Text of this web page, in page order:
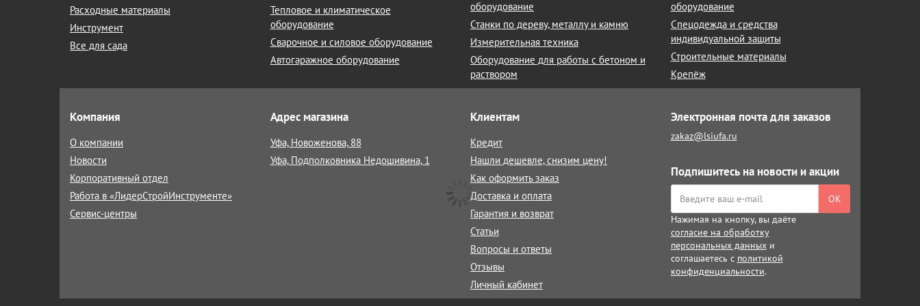
Расходные материалы
Инструмент
Все для сада
Тепловое и климатическое
оборудование
Сварочное и силовое оборудование
Автогаражное оборудование
оборудование
Станки по дереву, металлу и камню
Измерительная техника
Оборудование для работы с бетоном и
раствором
оборудование
Спецодежда и средства
индивидуальной защиты
Строительные материалы
Крепёж
Компания
О компании
Новости
Корпоративный отдел
Работа в «ЛидерСтройИнструменте»
Сервис-центры
Адрес магазина
Уфа, Новоженова, 88
Уфа, Подполковника Недошивина, 1
Клиентам
Кредит
Нашли дешевле, снизим цену!
Как оформить заказ
Доставка и оплата
Гарантия и возврат
Статьи
Вопросы и ответы
Отзывы
Личный кабинет
Электронная почта для заказов
zakaz@lsiufa.ru
Подпишитесь на новости и акции
ОК
Нажимая на кнопку, вы даёте
согласие на обработку
персональных данныхи
соглашаетесь с политикой
конфиденциальности.